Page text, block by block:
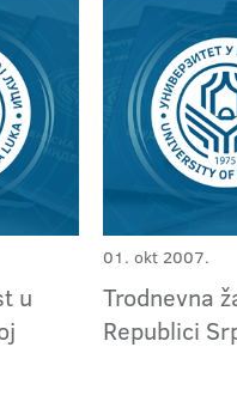
u
01. okt 2007.
Trodnevna
Republici